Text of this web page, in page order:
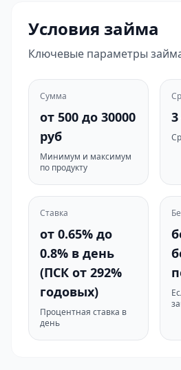
Условия займа
Ключевые параметры
Сумма
от 500 до 30000
руб
Минимум и максимум
по продукту
Ставка
от 0.65% до
0.8% в день
(ПСК от 292%
годовых)
Процентная ставка в
день